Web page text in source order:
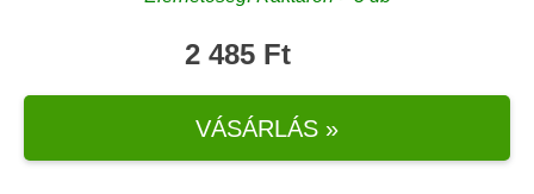
2 485 Ft
VÁSÁRLÁS »